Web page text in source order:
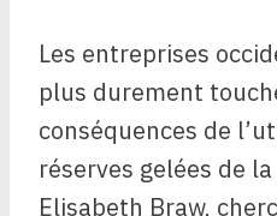
Les entreprises
plus durement
conséquences de
réserves gelées de
Elisabeth Braw,